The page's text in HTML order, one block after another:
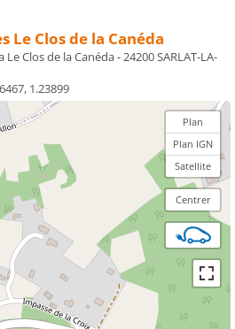
Le Clos de la Canéda
Clos de la Canéda - 24200 SARLAT-LA-
1.23899
Plan
Plan IGN
Satellite
Centrer